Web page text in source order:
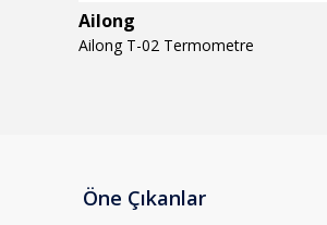
Ailong
Ailong T-02 Termometre
Öne Çıkanlar